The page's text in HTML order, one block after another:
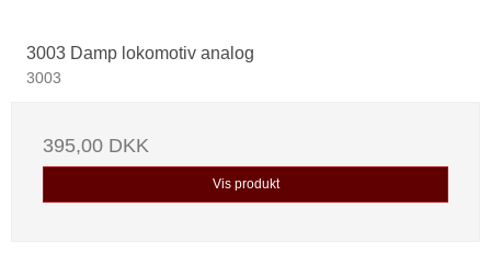
3003 Damp lokomotiv analog
3003
395,00 DKK
Vis produkt